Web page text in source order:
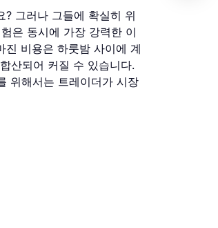
그러나 그들에 확실히 위
은 동시에 가장 강력한 이
비용은 하룻밤 사이에 계
산되어 커질 수 있습니다.
위해서는 트레이더가 시장